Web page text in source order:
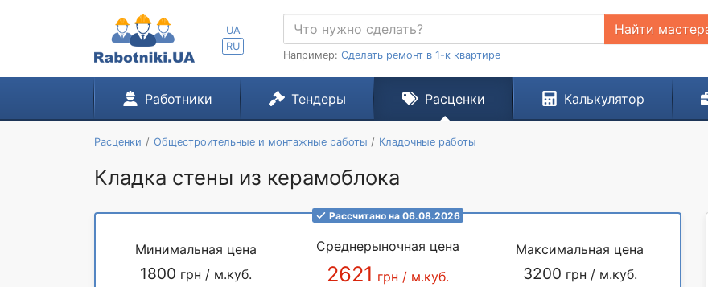
UA
RU
Найти
Например: Сделать ремонт в 1-к квартире
Работники Тендеры Расценки Калькулятор
Расценки Общестроительные и монтажные работы Кладочные работы
Кладка стены из керамоблока
Рассчитано на 06.08.2026
Минимальная цена
1800 грн / м.куб.
Среднерыночная цена
2621 грн / м.куб.
Максимальная цена
3200 грн / м.куб.